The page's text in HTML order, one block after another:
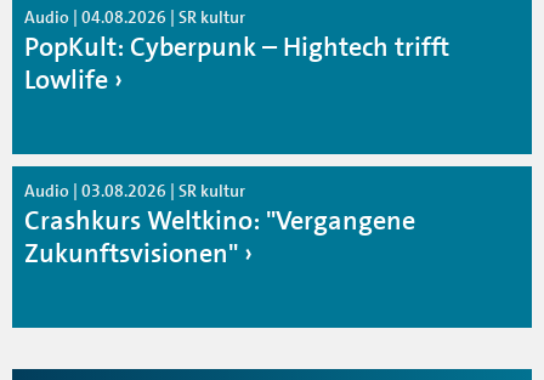
Audio | 04.08.2026 | SR kultur
PopKult: Cyberpunk – Hightech trifft
Lowlife
Audio | 03.08.2026 | SR kultur
Crashkurs Weltkino: "Vergangene
Zukunftsvisionen"